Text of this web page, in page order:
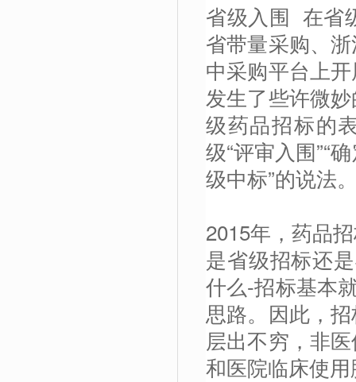
省级入围 在省
省带量采购、
中采购平台上
发生了些许微
级药品招标的
级“评审入围”“
级中标”的说法
2015年，药品
是省级招标还
什么-招标基本
思路。因此，
层出不穷，非
和医院临床使